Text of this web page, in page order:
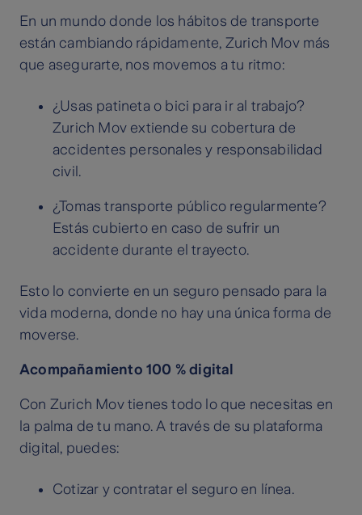
En un mundo donde los hábitos de transporte
están cambiando rápidamente, Zurich Mov más
que asegurarte, nos movemos a tu ritmo:
¿Usas patineta o bici para ir al trabajo?
Zurich Mov extiende su cobertura de
accidentes personales y responsabilidad
civil.
¿Tomas transporte público regularmente?
Estás cubierto en caso de sufrir un
accidente durante el trayecto.
Esto lo convierte en un seguro pensado para la
vida moderna, donde no hay una única forma de
moverse.
Acompañamiento 100 % digital
Con Zurich Mov tienes todo lo que necesitas en
la palma de tu mano. A través de su plataforma
digital, puedes:
Cotizar y contratar el seguro en línea.